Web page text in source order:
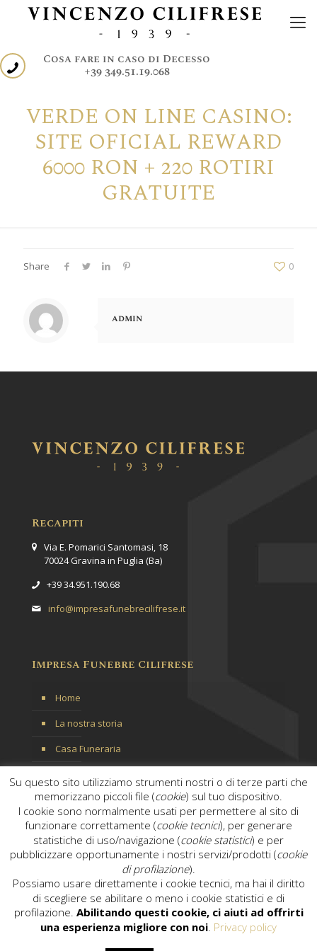
Cosa fare in caso di Decesso
+39 349.51.19.068
VERDE ON LINE CASINO:
SITE OFICIAL REWARD
6000 RON + 220 ROTIRI
GRATUITE
Share 0
admin
Recapiti
Via E. Pomarici Santomasi, 18
70024 Gravina in Puglia (Ba)
+39 34.951.190.68
info@impresafunebrecilifrese.it
Impresa Funebre Cilifrese
Home
La nostra storia
Casa Funeraria
Contattaci
© 2019Impresa Funebre Cilifrese. Tutti i diritti riservati.
powered byIcones|Privacy Policy|Cookie Policy
Su questo sito utilizziamo strumenti nostri o di terze parti che
memorizzano piccoli file (cookie) sul tuo dispositivo.
I cookie sono normalmente usati per permettere al sito di
funzionare correttamente (cookie tecnici), per generare
statistiche di uso/navigazione (cookie statistici) e per
pubblicizzare opportunamente i nostri servizi/prodotti (cookie
di profilazione).
Possiamo usare direttamente i cookie tecnici, ma hai il diritto
di scegliere se abilitare o meno i cookie statistici e di
profilazione. Abilitando questi cookie, ci aiuti ad offrirti
una esperienza migliore con noi. Privacy policy